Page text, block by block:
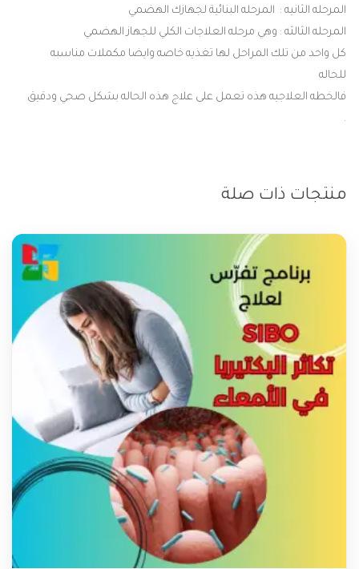
المرحله الثانيه : المرحله البنائية لجهازك الهضمي
المرحله الثالثه : وهي مرحله العلاجات الكلي للجهاز الهضمي
كل واحد من تلك المراحل لها تغذيه خاصه وايضا مكملات مناسبه
للحاله
فالخطه العلاجيه هذه تعمل على علاج هذه الحاله بشكل صحي ودقيق
.
منتجات ذات صلة